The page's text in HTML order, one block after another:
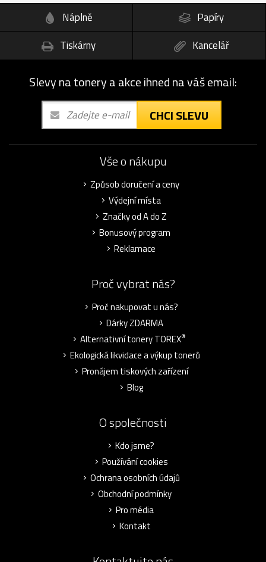
Náplně
Papíry
Tiskárny
Kancelář
Slevy na tonery a akce ihned na váš email:
CHCI SLEVU
Vše o nákupu
Způsob doručení a ceny
Výdejní místa
Značky od A do Z
Bonusový program
Reklamace
Proč vybrat nás?
Proč nakupovat u nás?
Dárky ZDARMA
Alternativní tonery TOREX®
Ekologická likvidace a výkup tonerů
Pronájem tiskových zařízení
Blog
O společnosti
Kdo jsme?
Používání cookies
Ochrana osobních údajů
Obchodní podmínky
Pro média
Kontakt